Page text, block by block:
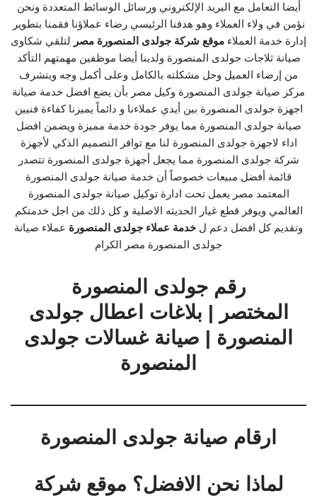
أيضا التعامل مع البريد الإلكتروني ورسائل الوسائط المتعددة ونحن
نؤمن في ولاء العملاء وهو هدفنا الرئيسي رضاء عملاؤنا فقمنا بتطوير
إدارة خدمة العملاء موقع شركة جولدى المنصورة مصر لتلقي شكاوى
صيانة ثلاجات جولدى المنصورة ولدينا أيضا موظفين مهمتهم التأكد
من إرضاء العميل وحل مشكلته بالكامل وعلى أكمل وجه ويتشرف
مركز صيانة جولدى المنصورة وكيل مصر بأن يضع افضل خدمة صيانة
اجهزة جولدى المنصورة بين أيدي عملاءنا و دائماً يميزنا كفاءة فنيين
صيانة جولدى المنصورة مما يوفر جودة خدمة مميزة ويضمن افضل
اداء لاجهزة جولدى المنصورة لنا مع توافر التصميم الذكي لأجهزة
شركة جولدى المنصورة مما يجعل أجهزة جولدى المنصورة تتصدر
قائمة أفضل مبيعات خصوصاً أن خدمة صيانة جولدى المنصورة
المعتمد مصر يعمل تحت ادارة توكيل صيانة جولدى المنصورة
العالمي ويوفر قطع غيار الحديثه الاصلية و كل ذلك من اجل خدمتكم
وتقديم كل افضل دعم ل خدمة عملاء جولدى المنصورة عملاء صيانة
جولدى المنصورة مصر الكرام
رقم جولدى المنصورة
المختصر | بلاغات اعطال جولدى
المنصورة | صيانة غسالات جولدى
المنصورة
ارقام صيانة جولدى المنصورة
لماذا نحن الافضل؟ موقع شركة